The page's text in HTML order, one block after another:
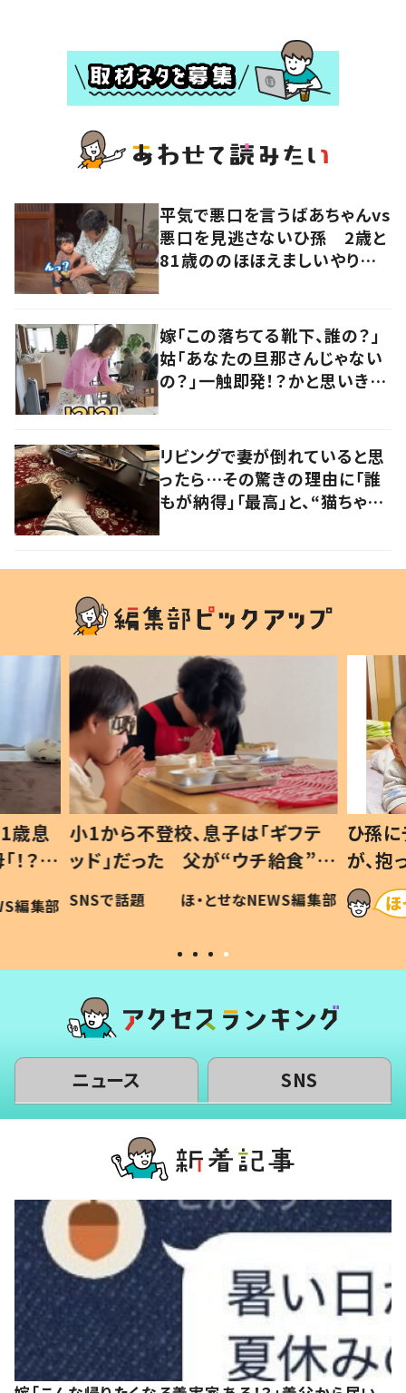
平気で悪口を言うばあちゃんvs
悪口を見逃さないひ孫 2歳と
81歳ののほほえましいやり取り
嫁「この落ちてる靴下、誰の？」
姑「あなたの旦那さんじゃない
の？」一触即発！？かと思いき
リビングで妻が倒れていると思
ったら…その驚きの理由に「誰
もが納得」「最高」と、“猫ちゃん
歳息
？」
編集部
小1から不登校、息子は「ギフテ
ッド」だった 父が“ウチ給食”を
作り続ける理由とは #令和の親
#令和の子
SNSで話題 ほ・とせなNEWS編集部
ひ孫
が、
「涙が
い」
ニュース SNS